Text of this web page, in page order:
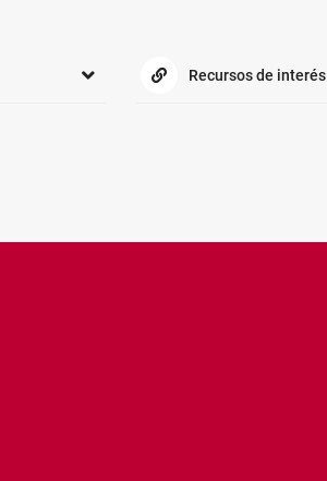
Recursos de interés